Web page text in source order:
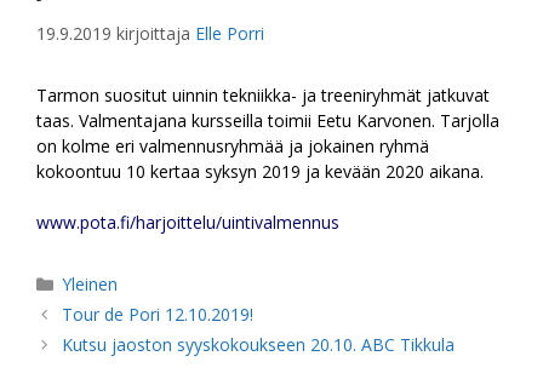
19.9.2019 kirjoittaja Elle Porri
Tarmon suositut uinnin tekniikka- ja treeniryhmät jatkuvat
taas. Valmentajana kursseilla toimii Eetu Karvonen. Tarjolla
on kolme eri valmennusryhmää ja jokainen ryhmä
kokoontuu 10 kertaa syksyn 2019 ja kevään 2020 aikana.
www.pota.fi/harjoittelu/uintivalmennus
Kategoriat
Yleinen
Tour de Pori 12.10.2019!
Kutsu jaoston syyskokoukseen 20.10. ABC Tikkula